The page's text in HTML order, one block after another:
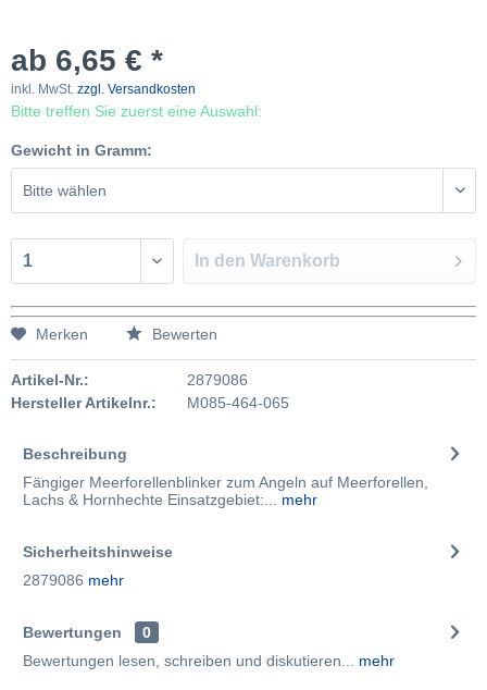
ab 6,65 € *
inkl. MwSt. zzgl. Versandkosten
Bitte treffen Sie zuerst eine Auswahl:
Gewicht in Gramm:
In den Warenkorb
Merken Bewerten
Artikel-Nr.:
2879086
Hersteller Artikelnr.:
M085-464-065
Beschreibung
Fängiger Meerforellenblinker zum Angeln auf Meerforellen,
Lachs & Hornhechte Einsatzgebiet:...
mehr
Sicherheitshinweise
2879086 mehr
Bewertungen
0
Bewertungen lesen, schreiben und diskutieren...
mehr